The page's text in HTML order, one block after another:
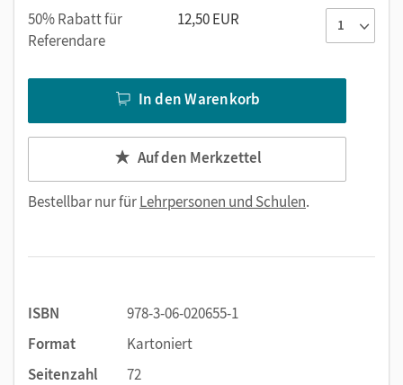
50% Rabatt für
Referendare
12,50 EUR
In den Warenkorb
Auf den Merkzettel
Bestellbar nur fürLehrpersonen und Schulen.
ISBN
978-3-06-020655-1
Format
Kartoniert
Seitenzahl
72